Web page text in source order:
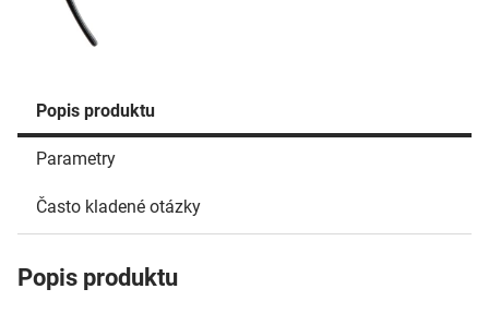
Popis produktu
Parametry
Často kladené otázky
Popis produktu